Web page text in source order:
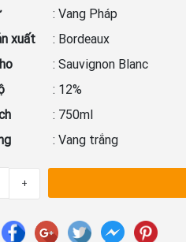
: Vang Pháp
xuất
: Bordeaux
: Sauvignon Blanc
: 12%
: 750ml
: Vang trắng
+